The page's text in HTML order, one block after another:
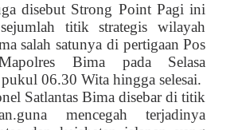
disebut Strong Point Pagi ini
titik strategis wilayah
salah satunya di pertigaan Pos
Bima pada Selasa
06.30 Wita hingga selesai.
Satlantas Bima disebar di titik
mencegah terjadinya